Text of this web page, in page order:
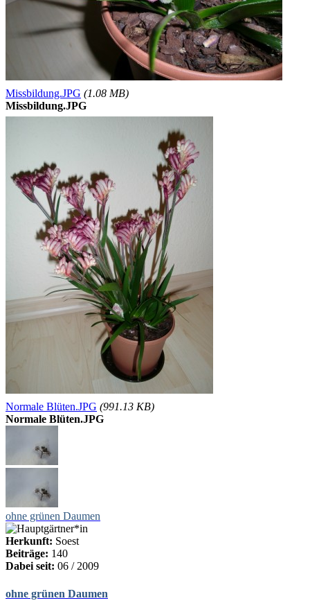
Missbildung.JPG (1.08 MB)
Missbildung.JPG
Normale Blüten.JPG (991.13 KB)
Normale Blüten.JPG
ohne grünen Daumen
Herkunft: Soest
Beiträge: 140
Dabei seit: 06 / 2009
ohne grünen Daumen